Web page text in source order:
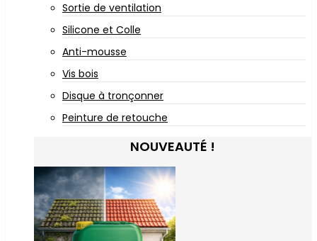
Sortie de ventilation
Silicone et Colle
Anti-mousse
Vis bois
Disque à tronçonner
Peinture de retouche
NOUVEAUTÉ !